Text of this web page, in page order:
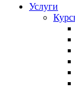
Услуги